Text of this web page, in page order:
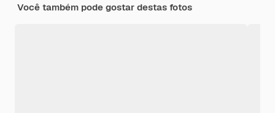
Você também pode gostar destas fotos